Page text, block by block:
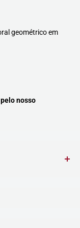
geométrico em
nosso